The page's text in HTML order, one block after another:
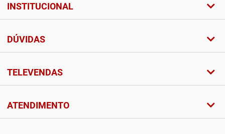
INSTITUCIONAL
DÚVIDAS
TELEVENDAS
ATENDIMENTO